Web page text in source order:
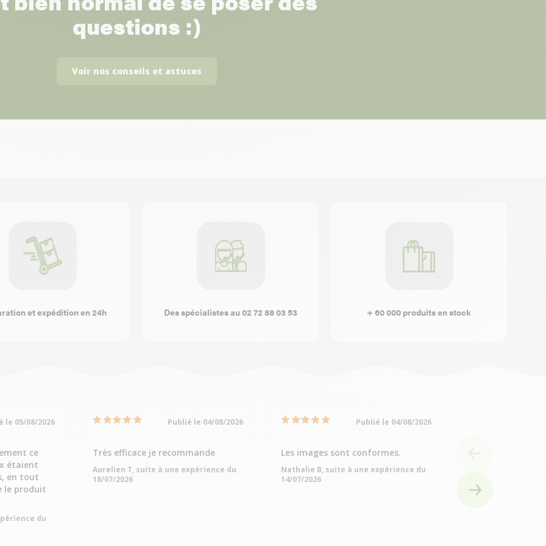
questions :)
Voir nos conseils et astuces
et expédition en 24h Des spécialistes au 02 72 88 03 53 + 60 000 produits en stock
le 05/08/2026
ce
étaient
en tout
le produit
du
Publié le 04/08/2026
Très efficace je recommande
Aurelien T, suite à une expérience du
18/07/2026
Publié le 04/08/2026
Les images sont conformes.
Nathalie B, suite à une expérience du
14/07/2026